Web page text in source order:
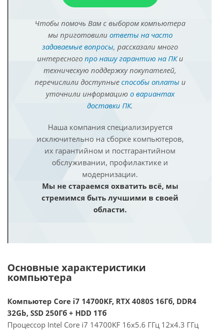
Чтобы помочь Вам с выбором компьютера
мы приготовили ответы на часто
задаваемые вопросы, рассказали много
интересного про нашу гарантию на ПКи
техническую поддержку покупателей,
перечислили доступные способы оплатыи
уточнили информацию о вариантах
доставки ПК.
Наша компания специализируется
исключительно на сборке компьютеров,
их гарантийном и постгарантийном
обслуживании, профилактике и
модернизации.
Мы не стараемся охватить всё, мы
стремимся быть лучшими в своей
области.
Основные характеристики
компьютера
Компьютер Core i7 14700KF, RTX 4080S 16Гб, DDR4
32Gb, SSD 250Гб + HDD 1Тб
Процессор Intel Core i7 14700KF 16x5.6 ГГц 12x4.3 ГГц